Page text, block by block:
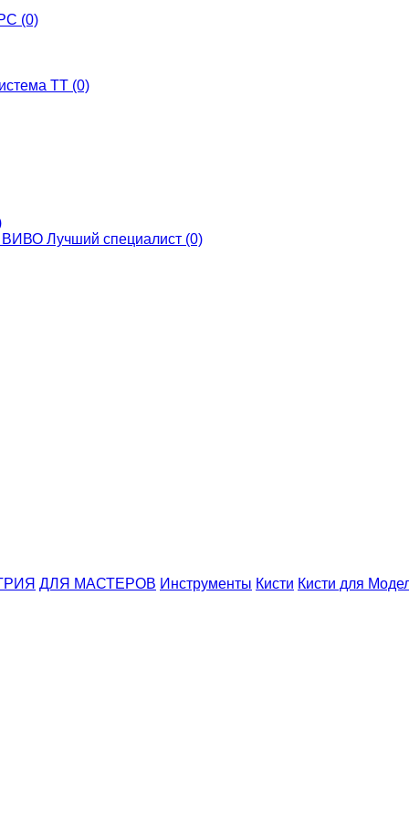
(0)
ТТ (0)
Лучший специалист (0)
ДЛЯ МАСТЕРОВ Инструменты Кисти Кисти для